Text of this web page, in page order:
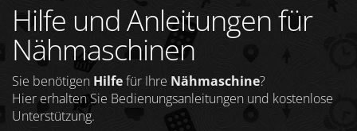
Hilfe und Anleitungen für
Nähmaschinen
Sie benötigen Hilfefür Ihre Nähmaschine?
Hier erhalten Sie Bedienungsanleitungen und kostenlose
Unterstützung.